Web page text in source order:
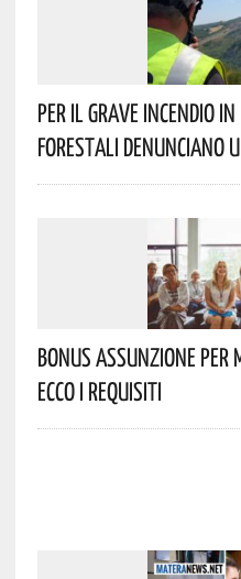
Per Il Grave Incendio
Forestali Denunciano
Bonus Assunzione Per
Ecco I Requisiti